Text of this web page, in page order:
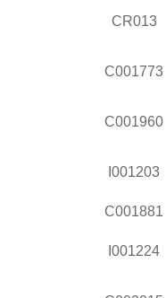
CR013
C001773
C001960
I001203
C001881
I001224